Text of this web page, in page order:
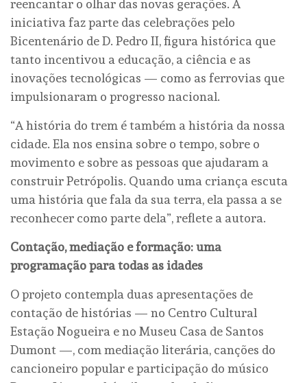
reencantar o olhar das novas gerações. A
iniciativa faz parte das celebrações pelo
Bicentenário de D. Pedro II, figura histórica que
tanto incentivou a educação, a ciência e as
inovações tecnológicas — como as ferrovias que
impulsionaram o progresso nacional.
“A história do trem é também a história da nossa
cidade. Ela nos ensina sobre o tempo, sobre o
movimento e sobre as pessoas que ajudaram a
construir Petrópolis. Quando uma criança escuta
uma história que fala da sua terra, ela passa a se
reconhecer como parte dela”, reflete a autora.
Contação, mediação e formação: uma
programação para todas as idades
O projeto contempla duas apresentações de
contação de histórias — no Centro Cultural
Estação Nogueira e no Museu Casa de Santos
Dumont —, com mediação literária, canções do
cancioneiro popular e participação do músico